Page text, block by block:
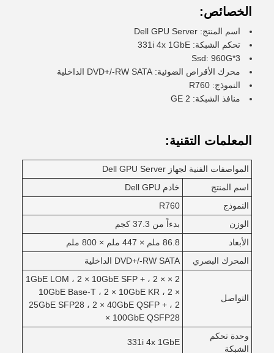
الخصائص:
اسم المنتج: Dell GPU Server
تحكم الشبكة: 331i 4x 1GbE
Ssd: 960G*3
محرك الأقراص الضوئية: DVD+/-RW SATA الداخلية
النموذج: R760
منافذ الشبكة: 2 GE
المعلمات التقنية:
المواصفات الفنية لجهاز Dell GPU Server
اسم المنتج
خادم Dell GPU
النموذج
R760
الوزن
بدءاً من 37.3 كجم
الأبعاد
86.8 ملم × 447 ملم × 800 ملم
المحرك البصري
DVD+/-RW SATA الداخلية
التواصل
2 × 1GbE LOM ، 2 × 10GbE SFP + ، 2 ×
10GbE Base-T ، 2 × 10GbE KR ، 2 ×
25GbE SFP28 ، 2 × 40GbE QSFP + ، 2
× 100GbE QSFP28
وحدة تحكم
الشبكة
331i 4x 1GbE